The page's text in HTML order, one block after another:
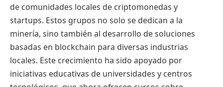
de comunidades locales de criptomonedas y
startups. Estos grupos no solo se dedican a la
minería, sino también al desarrollo de soluciones
basadas en blockchain para diversas industrias
locales. Este crecimiento ha sido apoyado por
iniciativas educativas de universidades y centros